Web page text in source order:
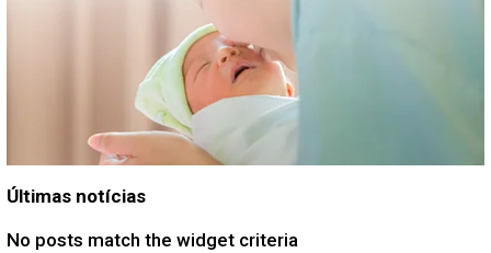
Últimas notícias
No posts match the widget criteria